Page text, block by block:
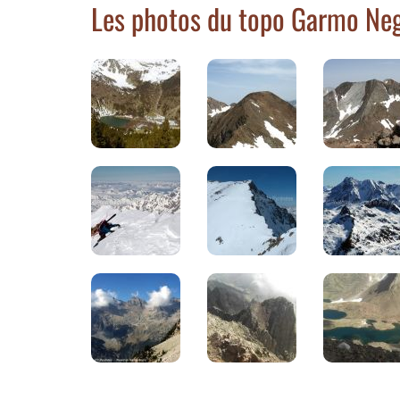
Les photos du topo Garmo